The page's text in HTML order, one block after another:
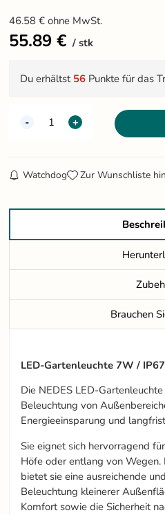
46.58 €ohne MwSt.
55.89 € stk
Du erhältst 56 Punkte für das
Watchdog Zur Wunschliste
Brauchen
LED-Gartenleuchte 7W /
Die NEDES LED-
Beleuchtung von
Energieeinsparung und
Sie eignet sich hervorragend
Höfe oder entlang von
bietet sie eine ausreichende
Beleuchtung kleinerer
Komfort sowie die Sicherheit